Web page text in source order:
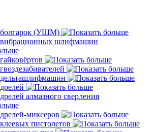
болгарок (УШМ)
вибрационных шлифмашин
алмазного сверления
миксеров
пистолетов